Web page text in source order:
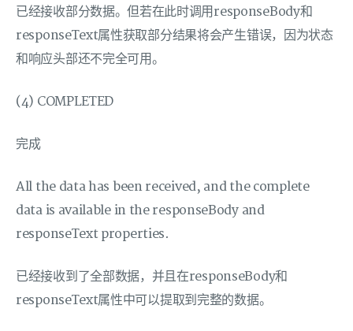
已经接收部分数据。但若在此时调用responseBody和
responseText属性获取部分结果将会产生错误，因为状态
和响应头部还不完全可用。
(4) COMPLETED
完成
All the data has been received, and the complete
data is available in the responseBody and
responseText properties.
已经接收到了全部数据，并且在responseBody和
responseText属性中可以提取到完整的数据。